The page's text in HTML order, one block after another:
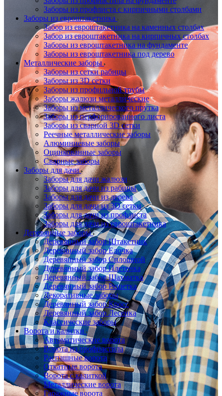
Заборы из профлиста с кирпичными столбами
Заборы из евроштакетника
Забор из евроштакетника на каменных столбах
Забор из евроштакетника на кирпичных столбах
Заборы из евроштакетника на фундаменте
Заборы из евроштакетника под дерево
Металлические заборы
Заборы из сетки рабицы
Заборы из 3D сетки
Заборы из профильной трубы
Заборы жалюзи металлические
Заборы из металлического прутка
Заборы из перфорированного листа
Заборы из сварной 3D сетки
Реечные металлические заборы
Алюминиевые заборы
Оцинкованные заборы
Сварные заборы
Заборы для дачи
Заборы для дачи жалюзи
Заборы для дачи из рабицы
Заборы для дачи из дерева
Заборы для дачи из 3D сетки
Заборы для дачи из профлиста
Заборы для дачи из евроштакетника
Деревянные заборы
Деревянный забор Штакетник
Деревянный забор Елочка
Деревянный забор Сплошной
Деревянный забор Плетенка
Деревянный забор Шахматка
Деревянный забор Решетка
Декоративные заборы
Деревянный забор Кросс
Деревянный забор Лесенка
Классические заборы
Ворота и калитки
Автоматические ворота
Ворота из профнастила
Распашные ворота
Откатные ворота
Ворота с калиткой
Металлические ворота
Гаражные ворота